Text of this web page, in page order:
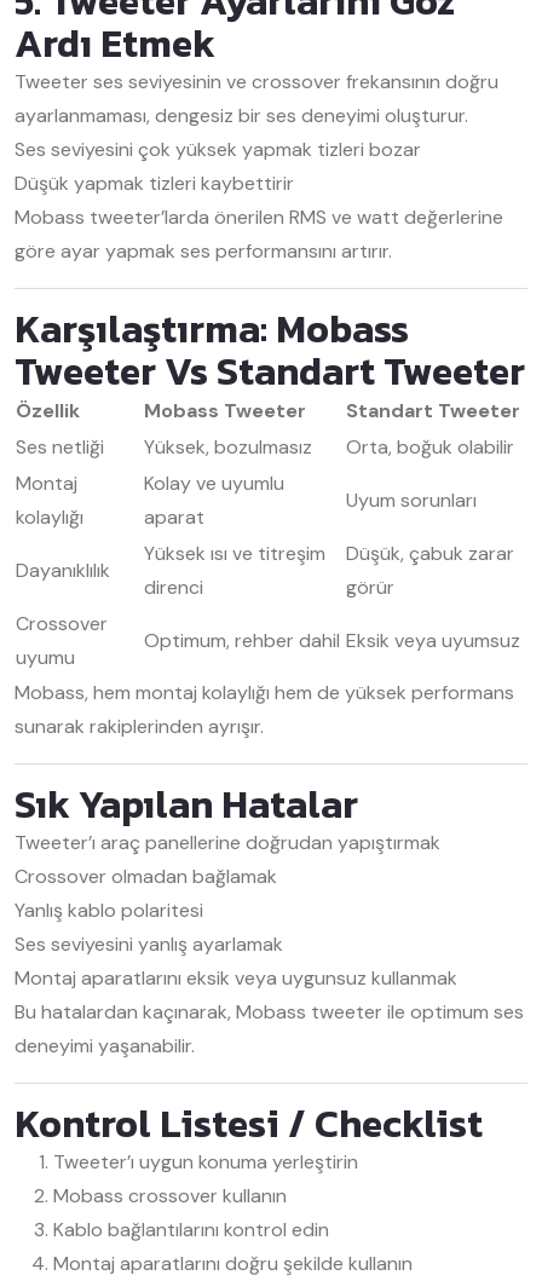
Ardı Etmek
Tweeter ses seviyesinin ve crossover frekansının doğru
ayarlanmaması, dengesiz bir ses deneyimi oluşturur.
Ses seviyesini çok yüksek yapmak tizleri bozar
Düşük yapmak tizleri kaybettirir
Mobass tweeter’larda önerilen RMS ve watt değerlerine
göre ayar yapmak ses performansını artırır.
Karşılaştırma: Mobass
Tweeter Vs Standart Tweeter
Özellik Mobass Tweeter
Standart Tweeter
Ses netliği
Yüksek, bozulmasız
Orta, boğuk olabilir
Montaj
kolaylığı
Kolay ve uyumlu
aparat
Uyum sorunları
Dayanıklılık
Yüksek ısı ve titreşim
direnci
Düşük, çabuk zarar
görür
Crossover
uyumu
Optimum, rehber dahil Eksik veya uyumsuz
Mobass, hem montaj kolaylığı hem de yüksek performans
sunarak rakiplerinden ayrışır.
Sık Yapılan Hatalar
Tweeter’ı araç panellerine doğrudan yapıştırmak
Crossover olmadan bağlamak
Yanlış kablo polaritesi
Ses seviyesini yanlış ayarlamak
Montaj aparatlarını eksik veya uygunsuz kullanmak
Bu hatalardan kaçınarak, Mobass tweeter ile optimum ses
deneyimi yaşanabilir.
Kontrol Listesi / Checklist
Tweeter’ı uygun konuma yerleştirin
Mobass crossover kullanın
Kablo bağlantılarını kontrol edin
Montaj aparatlarını doğru şekilde kullanın